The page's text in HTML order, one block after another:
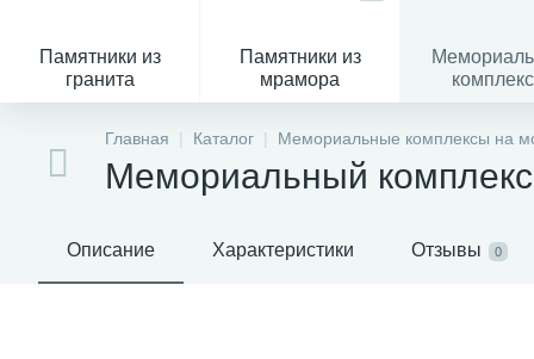
Памятники из
гранита
Памятники из
мрамора
Вазы
Главная Каталог Мемориальные комплексы на
Мемориальный
Описание Характеристики Отзывы 0